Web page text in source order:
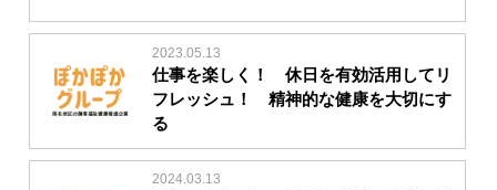
2023.05.13
仕事を楽しく！ 休日を有効活用してリ
フレッシュ！ 精神的な健康を大切にす
る
2024.03.13